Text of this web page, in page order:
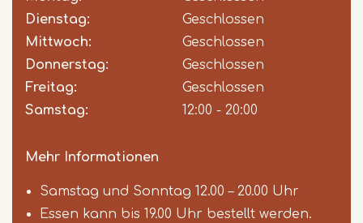
Dienstag:
Geschlossen
Mittwoch:
Geschlossen
Donnerstag:
Geschlossen
Freitag:
Geschlossen
Samstag:
12:00 - 20:00
Mehr Informationen
Samstag und Sonntag 12.00 – 20.00 Uhr
Essen kann bis 19.00 Uhr bestellt werden.